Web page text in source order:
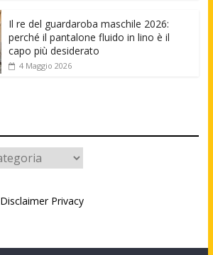
Il re del guardaroba maschile 2026:
perché il pantalone fluido in lino è il
capo più desiderato
4 Maggio 2026
Disclaimer Privacy